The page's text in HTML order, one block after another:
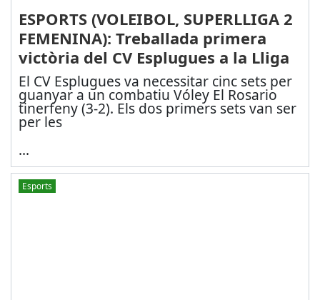
ESPORTS (VOLEIBOL, SUPERLLIGA 2
FEMENINA): Treballada primera
victòria del CV Esplugues a la Lliga
El CV Esplugues va necessitar cinc sets per
guanyar a un combatiu Vóley El Rosario
tinerfeny (3-2). Els dos primers sets van ser
per les
...
Esports